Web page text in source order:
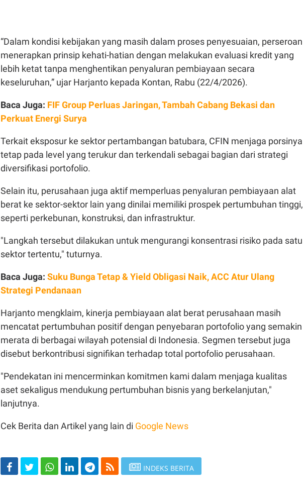
“Dalam kondisi kebijakan yang masih dalam proses penyesuaian, perseroan
menerapkan prinsip kehati-hatian dengan melakukan evaluasi kredit yang
lebih ketat tanpa menghentikan penyaluran pembiayaan secara
keseluruhan,” ujar Harjanto kepada Kontan, Rabu (22/4/2026).
Baca Juga: FIF Group Perluas Jaringan, Tambah Cabang Bekasi dan
Perkuat Energi Surya
Terkait eksposur ke sektor pertambangan batubara, CFIN menjaga porsinya
tetap pada level yang terukur dan terkendali sebagai bagian dari strategi
diversifikasi portofolio.
Selain itu, perusahaan juga aktif memperluas penyaluran pembiayaan alat
berat ke sektor-sektor lain yang dinilai memiliki prospek pertumbuhan tinggi,
seperti perkebunan, konstruksi, dan infrastruktur.
"Langkah tersebut dilakukan untuk mengurangi konsentrasi risiko pada satu
sektor tertentu," tuturnya.
Baca Juga: Suku Bunga Tetap & Yield Obligasi Naik, ACC Atur Ulang
Strategi Pendanaan
Harjanto mengklaim, kinerja pembiayaan alat berat perusahaan masih
mencatat pertumbuhan positif dengan penyebaran portofolio yang semakin
merata di berbagai wilayah potensial di Indonesia. Segmen tersebut juga
disebut berkontribusi signifikan terhadap total portofolio perusahaan.
"Pendekatan ini mencerminkan komitmen kami dalam menjaga kualitas
aset sekaligus mendukung pertumbuhan bisnis yang berkelanjutan,"
lanjutnya.
Cek Berita dan Artikel yang lain di Google News
INDEKS BERITA